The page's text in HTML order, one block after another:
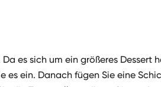
es sich um ein größeres Dessert
ein. Danach fügen Sie eine